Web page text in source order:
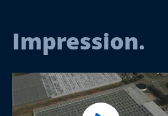
Impression.